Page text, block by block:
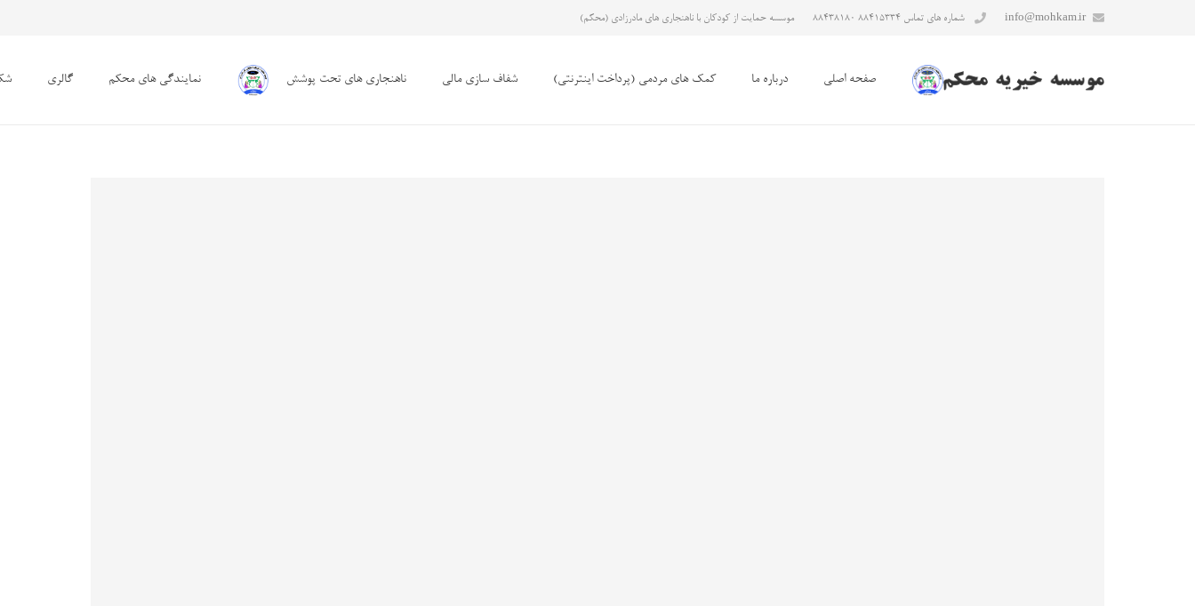
info@mohkam.ir شماره های تماس ۸۸۴۱۵۳۳۴ ۸۸۴۳۸۱۸۰ موسسه حمایت از کودکان با ناهنجاری های مادرزادی (محکم)
صفحه اصلی درباره ما کمک های مردمی (پرداخت اینترنتی) شفاف سازی مالی ناهنجاری های تحت پوشش نمایندگی های محکم گالری